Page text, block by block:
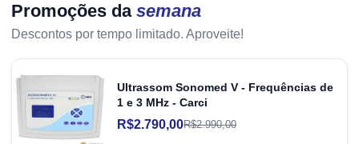
Promoções da semana
Descontos por tempo limitado. Aproveite!
Ultrassom Sonomed V - Frequências de
1 e 3 MHz - Carci
R$2.790,00R$2.990,00